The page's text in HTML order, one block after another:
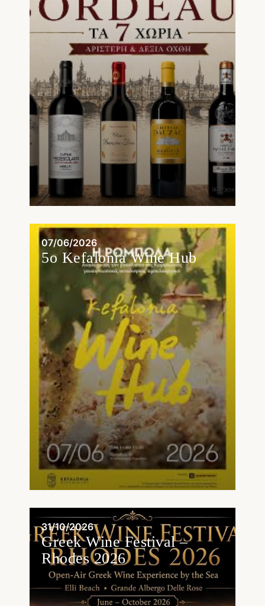
07/06/2026
5o Kefalonia Wine Hub
31/10/2026
Greek Wine Festival –
Rhodes 2026